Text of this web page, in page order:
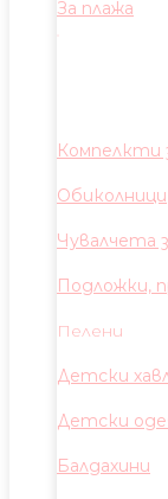
За плажа
Компелкти
Обиколници
Чувалчета
Подложки,
Пелени
Детски
Детски
Балдахини